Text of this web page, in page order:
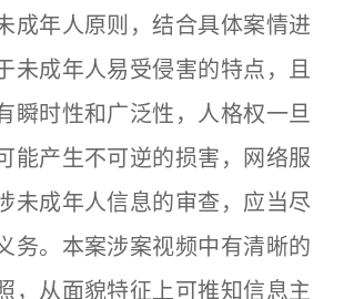
成年人原则，结合具体案情进
未成年人易受侵害的特点，且
瞬时性和广泛性，人格权一旦
能产生不可逆的损害，网络服
未成年人信息的审查，应当尽
务。本案涉案视频中有清晰的
，从面貌特征上可推知信息主